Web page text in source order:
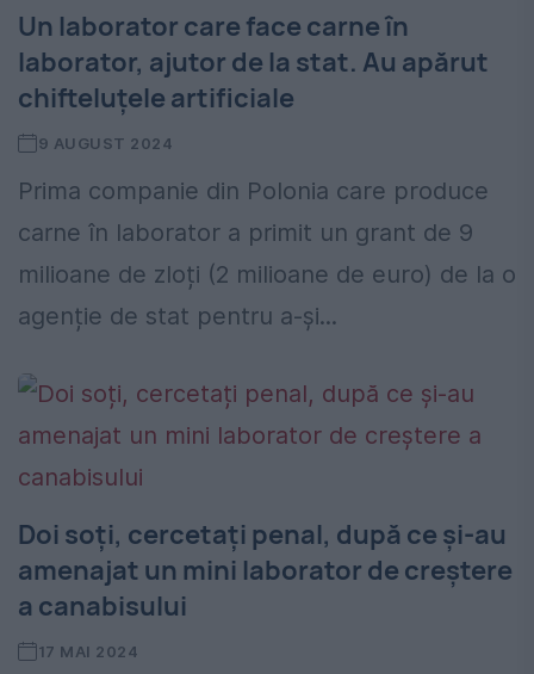
Un laborator care face carne în
laborator, ajutor de la stat. Au apărut
chifteluțele artificiale
9 AUGUST 2024
Prima companie din Polonia care produce
carne în laborator a primit un grant de 9
milioane de zloți (2 milioane de euro) de la o
agenție de stat pentru a-și...
Doi soți, cercetați penal, după ce și-au
amenajat un mini laborator de creștere
a canabisului
17 MAI 2024